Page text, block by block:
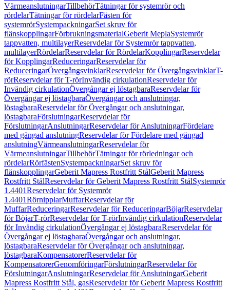
VärmeanslutningarTillbehörTätningar för systemrör och
rördelarTätningar för rördelarFästen för
systemrörSystempackningarSet skruv för
flänskopplingarFörbrukningsmaterialGeberit MeplaSystemrör
tappvatten, multilayerReservdelar för Systemrör tappvatten,
multilayerRördelarReservdelar för RördelarKopplingarReservdelar
för KopplingarReduceringarReservdelar för
ReduceringarÖvergångsvinklarReservdelar för ÖvergångsvinklarT-
rörReservdelar för T-rörInvändig cirkulationReservdelar för
Invändig cirkulationÖvergångar ej löstagbaraReservdelar för
Övergångar ej löstagbaraÖvergångar och anslutningar,
löstagbaraReservdelar för Övergångar och anslutningar,
löstagbaraFörslutningarReservdelar för
FörslutningarAnslutningarReservdelar för AnslutningarFördelare
med gängad anslutningReservdelar för Fördelare med gängad
anslutningVärmeanslutningarReservdelar för
VärmeanslutningarTillbehörTätningar för rörledningar och
rördelarRörfästenSystempackningarSet skruv för
flänskopplingarGeberit Mapress Rostfritt StålGeberit Mapress
Rostfritt StålReservdelar för Geberit Mapress Rostfritt StålSystemrör
1.4401Reservdelar för Systemrör
1.4401RörnipplarMuffarReservdelar för
MuffarReduceringarReservdelar för ReduceringarBöjarReservdelar
för BöjarT-rörReservdelar för T-rörInvändig cirkulationReservdelar
för Invändig cirkulationÖvergångar ej löstagbaraReservdelar för
Övergångar ej löstagbaraÖvergångar och anslutningar,
löstagbaraReservdelar för Övergångar och anslutningar,
löstagbaraKompensatorerReservdelar för
KompensatorerGenomföringarFörslutningarReservdelar för
FörslutningarAnslutningarReservdelar för AnslutningarGeberit
Mapress Rostfritt Stål, gasReservdelar för Geberit Mapress Rostfritt